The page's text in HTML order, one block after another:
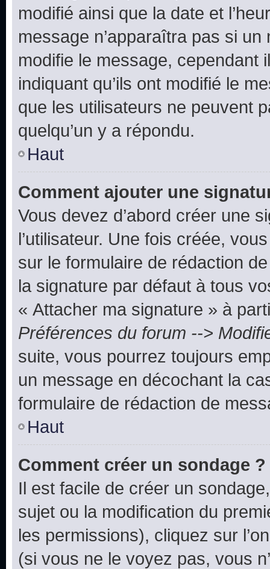
modifié ainsi que la date et
message n’apparaîtra pas si
modifie le message, cependant
indiquant qu’ils ont modifié le
que les utilisateurs ne peuvent
quelqu’un y a répondu.
Haut
Comment ajouter une
Vous devez d’abord créer une
l’utilisateur. Une fois créée,
sur le formulaire de rédaction
la signature par défaut à tous
« Attacher ma signature » à
Préférences du forum -->
suite, vous pourrez toujours
un message en décochant la
formulaire de rédaction de
Haut
Comment créer un sondage ?
Il est facile de créer un
sujet ou la modification du
les permissions), cliquez sur
(si vous ne le voyez pas, vous